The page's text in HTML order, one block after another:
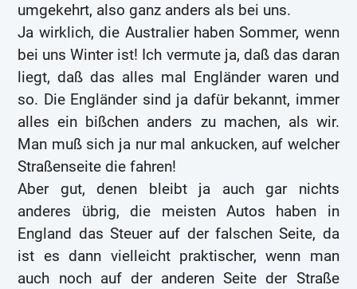
umgekehrt, also ganz anders als bei uns.
Ja wirklich, die Australier haben Sommer, wenn
bei uns Winter ist! Ich vermute ja, daß das daran
liegt, daß das alles mal Engländer waren und
so. Die Engländer sind ja dafür bekannt, immer
alles ein bißchen anders zu machen, als wir.
Man muß sich ja nur mal ankucken, auf welcher
Straßenseite die fahren!
Aber gut, denen bleibt ja auch gar nichts
anderes übrig, die meisten Autos haben in
England das Steuer auf der falschen Seite, da
ist es dann vielleicht praktischer, wenn man
auch noch auf der anderen Seite der Straße